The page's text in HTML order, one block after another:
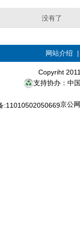
没有了
网站介绍
Copyriht
支持协办：中
京公